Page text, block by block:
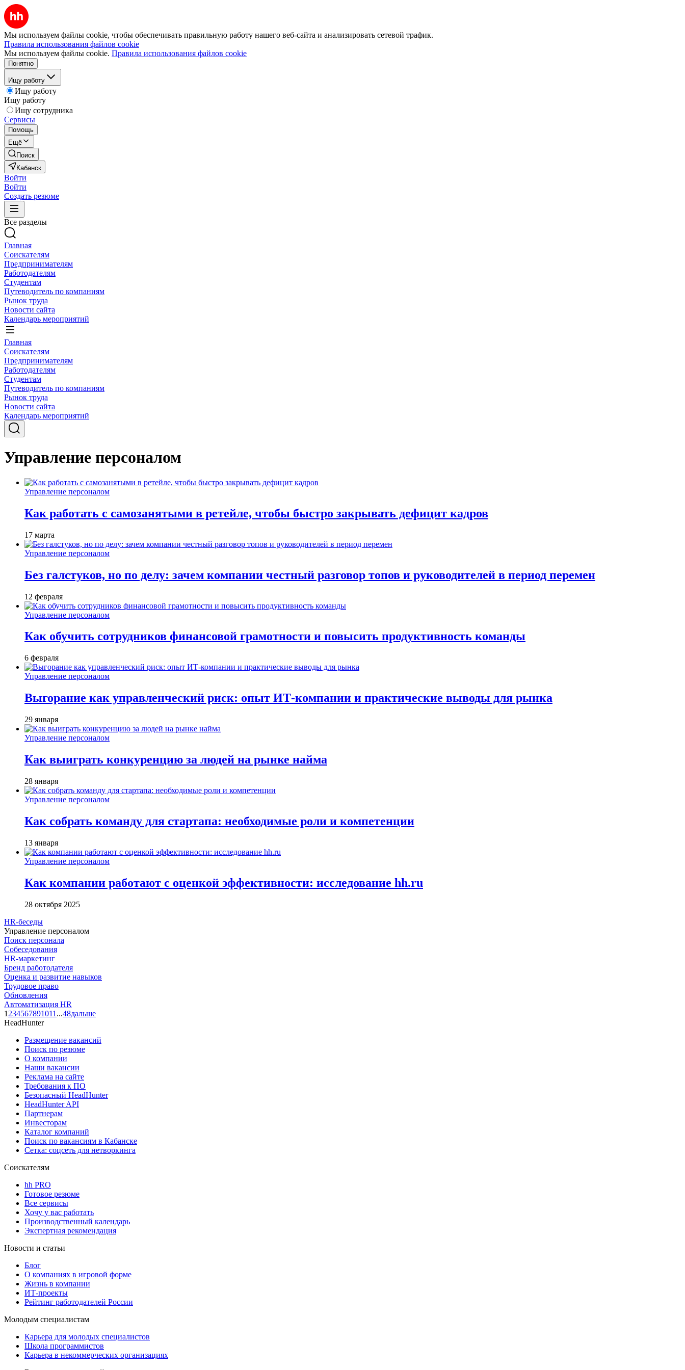
Мы используем файлы cookie, чтобы обеспечивать правильную работу нашего веб-сайта и анализировать сетевой трафик.
Правила использования файлов cookie
Мы используем файлы cookie. Правила использования файлов cookie
Понятно
Ищу работу
Ищу работу
Ищу работу
Ищу сотрудника
Сервисы
Помощь
Ещё
Поиск
Кабанск
Войти
Войти
Создать резюме
Все разделы
Главная
Соискателям
Предпринимателям
Работодателям
Студентам
Путеводитель по компаниям
Рынок труда
Новости сайта
Календарь мероприятий
Главная
Соискателям
Предпринимателям
Работодателям
Студентам
Путеводитель по компаниям
Рынок труда
Новости сайта
Календарь мероприятий
Управление персоналом
Управление персоналом
Как работать с самозанятыми в ретейле, чтобы быстро закрывать дефицит кадров
17 марта
Управление персоналом
Без галстуков, но по делу: зачем компании честный разговор топов и руководителей в период перемен
12 февраля
Управление персоналом
Как обучить сотрудников финансовой грамотности и повысить продуктивность команды
6 февраля
Управление персоналом
Выгорание как управленческий риск: опыт ИТ-компании и практические выводы для рынка
29 января
Управление персоналом
Как выиграть конкуренцию за людей на рынке найма
28 января
Управление персоналом
Как собрать команду для стартапа: необходимые роли и компетенции
13 января
Управление персоналом
Как компании работают с оценкой эффективности: исследование hh.ru
28 октября 2025
HR-беседы
Управление персоналом
Поиск персонала
Собеседования
HR-маркетинг
Бренд работодателя
Оценка и развитие навыков
Трудовое право
Обновления
Автоматизация HR
1 234567891011 ...48дальше
HeadHunter
Размещение вакансий
Поиск по резюме
О компании
Наши вакансии
Реклама на сайте
Требования к ПО
Безопасный HeadHunter
HeadHunter API
Партнерам
Инвесторам
Каталог компаний
Поиск по вакансиям в Кабанске
Сетка: соцсеть для нетворкинга
Соискателям
hh PRO
Готовое резюме
Все сервисы
Хочу у вас работать
Производственный календарь
Экспертная рекомендация
Новости и статьи
Блог
О компаниях в игровой форме
Жизнь в компании
ИТ-проекты
Рейтинг работодателей России
Молодым специалистам
Карьера для молодых специалистов
Школа программистов
Карьера в некоммерческих организациях